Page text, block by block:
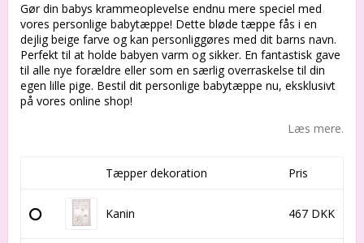
Gør din babys krammeoplevelse endnu mere speciel med
vores personlige babytæppe! Dette bløde tæppe fås i en
dejlig beige farve og kan personliggøres med dit barns navn.
Perfekt til at holde babyen varm og sikker. En fantastisk gave
til alle nye forældre eller som en særlig overraskelse til din
egen lille pige. Bestil dit personlige babytæppe nu, eksklusivt
på vores online shop!
Læs mere.
Tæpper dekoration Pris
Kanin 467 DKK